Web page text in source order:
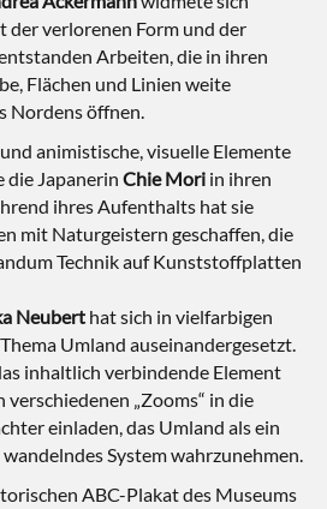
der verlorenen Form und der
Arbeiten, die in ihren
Flächen und Linien weite
Nordens öffnen.
animistische, visuelle Elemente
die Japanerin Chie Mori in ihren
ihres Aufenthalts hat sie
mit Naturgeistern geschaffen, die
Technik auf Kunststoffplatten
Neubert hat sich in vielfarbigen
Umland auseinandergesetzt.
inhaltlich verbindende Element
„Zooms“ in die
einladen, das Umland als ein
System wahrzunehmen.
ABC-Plakat des Museums